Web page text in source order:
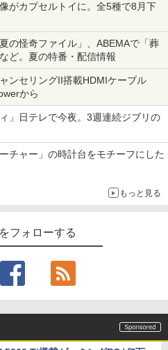
がカプセルトイに。全5種で8月下
の怪奇ファイル」、ABEMAで「葬
ど。夏の特番・配信情報
ンセリングII搭載HDMIケーブル
から
」日テレで今夜。3週連続ジブリの
チャー」の時計台をモチーフにした
もっと見る
フォローする